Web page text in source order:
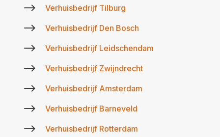
$ Verhuisbedrijf Tilburg
$ Verhuisbedrijf Den Bosch
$ Verhuisbedrijf Leidschendam
$ Verhuisbedrijf Zwijndrecht
$ Verhuisbedrijf Amsterdam
$ Verhuisbedrijf Barneveld
$ Verhuisbedrijf Rotterdam